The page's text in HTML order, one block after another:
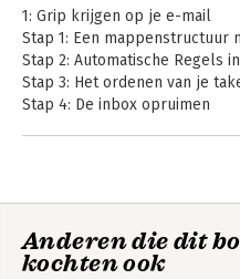
Grip op je stress Grip op
1: Grip krijgen op je e-mail
Stap 1: Een mappenstructuur
Stap 2: Automatische Regels
Stap 3: Het ordenen van je
Stap 4: De inbox opruimen
Gouden greep 4: (Ver)werk
Gouden greep 5: Stel
Anderen die dit
kochten ook